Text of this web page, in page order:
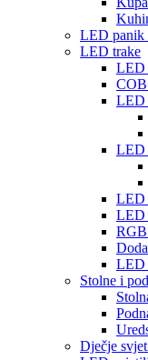
LED panik
LED trake
LED
COB
LED
LED
LED
LED
LED
Stolne i
Dječje